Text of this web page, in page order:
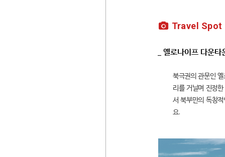
Travel Spot
_ 옐로나이프 다운타
북극권의 관문인
리를 거닐며 진정
서 북부만의 독창
요.